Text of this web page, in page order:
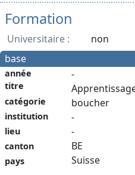
Formation
Universitaire :
non
base
année
titre
catégorie
institution
lieu
canton
pays
-
boucher
-
-
BE
Suisse